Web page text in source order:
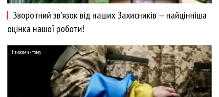
Зворотний зв’язок від наших Захисників — найцінніша
оцінка нашої роботи!
1 тиждень тому